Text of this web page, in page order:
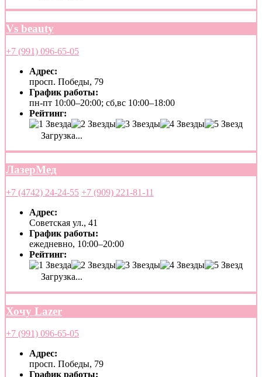
Vs beauty
+7 (991) 096-65-05
Адрес:
просп. Победы, 79
График работы:
пн-пт 10:00–20:00; сб,вс 10:00–18:00
Рейтинг:
Загрузка...
ЛазерМед
+7 (4742) 24-24-55 +7 (909) 221-81-11
Адрес:
Советская ул., 41
График работы:
ежедневно, 10:00–20:00
Рейтинг:
Загрузка...
Хочу Lazer
+7 (991) 096-65-05
Адрес:
просп. Победы, 79
График работы: